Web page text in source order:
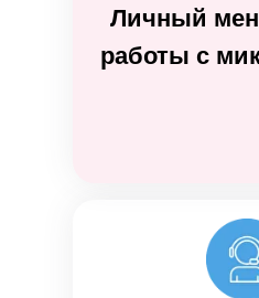
Личный
работы с